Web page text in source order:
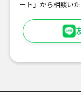
ート」から相談いた